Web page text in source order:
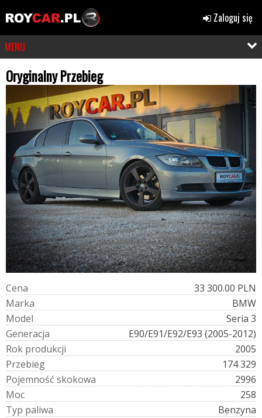
Zaloguj się
MENU
Oryginalny Przebieg
Cena
33 300.00 PLN
Marka
BMW
Model
Seria 3
Generacja
E90/E91/E92/E93 (2005-2012)
Rok produkcji
2005
Przebieg
174 329
Pojemność skokowa
2996
Moc
258
Typ paliwa
Benzyna